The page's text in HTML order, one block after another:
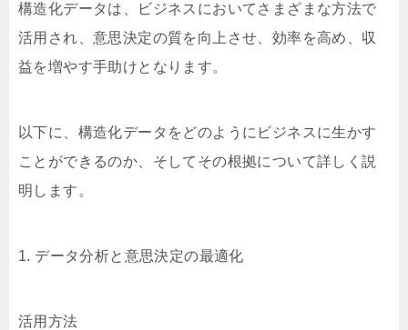
構造化データは、ビジネスにおいてさまざまな方法で
活用され、意思決定の質を向上させ、効率を高め、収
益を増やす手助けとなります。
以下に、構造化データをどのようにビジネスに生かす
ことができるのか、そしてその根拠について詳しく説
明します。
1. データ分析と意思決定の最適化
活用方法